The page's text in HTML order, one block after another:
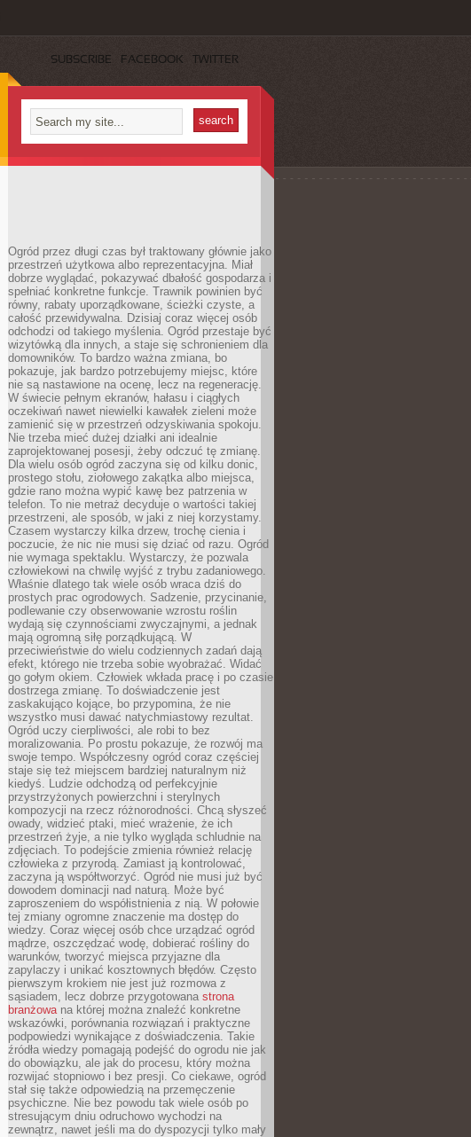
SUBSCRIBE FACEBOOK TWITTER
Ogród przez długi czas był traktowany głównie jako
przestrzeń użytkowa albo reprezentacyjna. Miał
dobrze wyglądać, pokazywać dbałość gospodarza i
spełniać konkretne funkcje. Trawnik powinien być
równy, rabaty uporządkowane, ścieżki czyste, a
całość przewidywalna. Dzisiaj coraz więcej osób
odchodzi od takiego myślenia. Ogród przestaje być
wizytówką dla innych, a staje się schronieniem dla
domowników. To bardzo ważna zmiana, bo
pokazuje, jak bardzo potrzebujemy miejsc, które
nie są nastawione na ocenę, lecz na regenerację.
W świecie pełnym ekranów, hałasu i ciągłych
oczekiwań nawet niewielki kawałek zieleni może
zamienić się w przestrzeń odzyskiwania spokoju.
Nie trzeba mieć dużej działki ani idealnie
zaprojektowanej posesji, żeby odczuć tę zmianę.
Dla wielu osób ogród zaczyna się od kilku donic,
prostego stołu, ziołowego zakątka albo miejsca,
gdzie rano można wypić kawę bez patrzenia w
telefon. To nie metraż decyduje o wartości takiej
przestrzeni, ale sposób, w jaki z niej korzystamy.
Czasem wystarczy kilka drzew, trochę cienia i
poczucie, że nic nie musi się dziać od razu. Ogród
nie wymaga spektaklu. Wystarczy, że pozwala
człowiekowi na chwilę wyjść z trybu zadaniowego.
Właśnie dlatego tak wiele osób wraca dziś do
prostych prac ogrodowych. Sadzenie, przycinanie,
podlewanie czy obserwowanie wzrostu roślin
wydają się czynnościami zwyczajnymi, a jednak
mają ogromną siłę porządkującą. W
przeciwieństwie do wielu codziennych zadań dają
efekt, którego nie trzeba sobie wyobrażać. Widać
go gołym okiem. Człowiek wkłada pracę i po czasie
dostrzega zmianę. To doświadczenie jest
zaskakująco kojące, bo przypomina, że nie
wszystko musi dawać natychmiastowy rezultat.
Ogród uczy cierpliwości, ale robi to bez
moralizowania. Po prostu pokazuje, że rozwój ma
swoje tempo. Współczesny ogród coraz częściej
staje się też miejscem bardziej naturalnym niż
kiedyś. Ludzie odchodzą od perfekcyjnie
przystrzyżonych powierzchni i sterylnych
kompozycji na rzecz różnorodności. Chcą słyszeć
owady, widzieć ptaki, mieć wrażenie, że ich
przestrzeń żyje, a nie tylko wygląda schludnie na
zdjęciach. To podejście zmienia również relację
człowieka z przyrodą. Zamiast ją kontrolować,
zaczyna ją współtworzyć. Ogród nie musi już być
dowodem dominacji nad naturą. Może być
zaproszeniem do współistnienia z nią. W połowie
tej zmiany ogromne znaczenie ma dostęp do
wiedzy. Coraz więcej osób chce urządzać ogród
mądrze, oszczędzać wodę, dobierać rośliny do
warunków, tworzyć miejsca przyjazne dla
zapylaczy i unikać kosztownych błędów. Często
pierwszym krokiem nie jest już rozmowa z
sąsiadem, lecz dobrze przygotowana strona
branżowana której można znaleźć konkretne
wskazówki, porównania rozwiązań i praktyczne
podpowiedzi wynikające z doświadczenia. Takie
źródła wiedzy pomagają podejść do ogrodu nie jak
do obowiązku, ale jak do procesu, który można
rozwijać stopniowo i bez presji. Co ciekawe, ogród
stał się także odpowiedzią na przemęczenie
psychiczne. Nie bez powodu tak wiele osób po
stresującym dniu odruchowo wychodzi na
zewnątrz, nawet jeśli ma do dyspozycji tylko mały